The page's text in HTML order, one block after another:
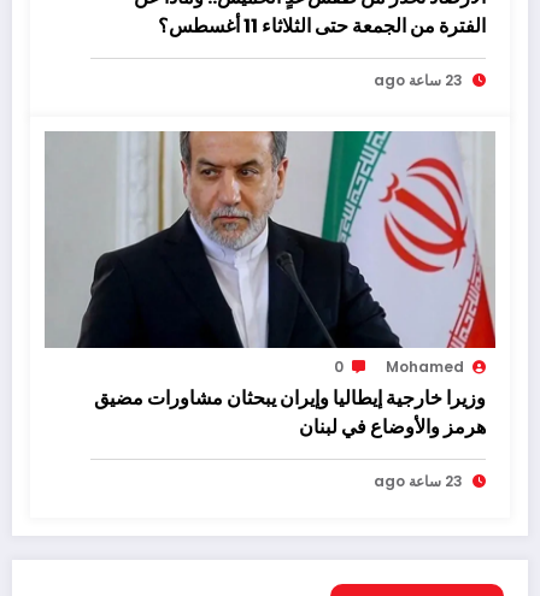
الفترة من الجمعة حتى الثلاثاء 11 أغسطس؟
23 ساعة ago
Mohamed
0
وزيرا خارجية إيطاليا وإيران يبحثان مشاورات مضيق
هرمز والأوضاع في لبنان
23 ساعة ago